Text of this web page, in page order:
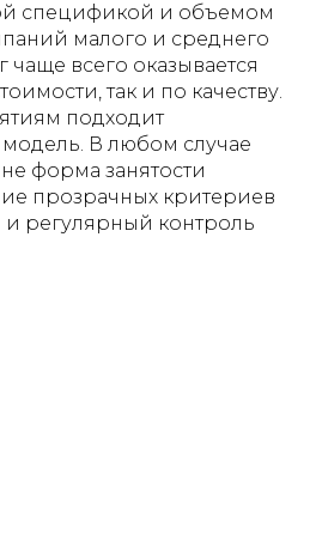
спецификой и объемом
малого и среднего
чаще всего оказывается
так и по качеству.
подходит
В любом случае
форма занятости
прозрачных критериев
регулярный контроль